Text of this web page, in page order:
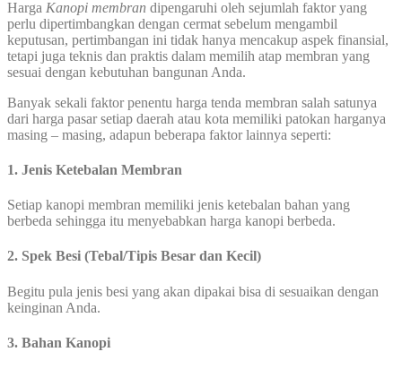
Harga Kanopi membran dipengaruhi oleh sejumlah faktor yang
perlu dipertimbangkan dengan cermat sebelum mengambil
keputusan, pertimbangan ini tidak hanya mencakup aspek finansial,
tetapi juga teknis dan praktis dalam memilih atap membran yang
sesuai dengan kebutuhan bangunan Anda.
Banyak sekali faktor penentu harga tenda membran salah satunya
dari harga pasar setiap daerah atau kota memiliki patokan harganya
masing – masing, adapun beberapa faktor lainnya seperti:
1. Jenis Ketebalan Membran
Setiap kanopi membran memiliki jenis ketebalan bahan yang
berbeda sehingga itu menyebabkan harga kanopi berbeda.
2. Spek Besi (Tebal/Tipis Besar dan Kecil)
Begitu pula jenis besi yang akan dipakai bisa di sesuaikan dengan
keinginan Anda.
3. Bahan Kanopi